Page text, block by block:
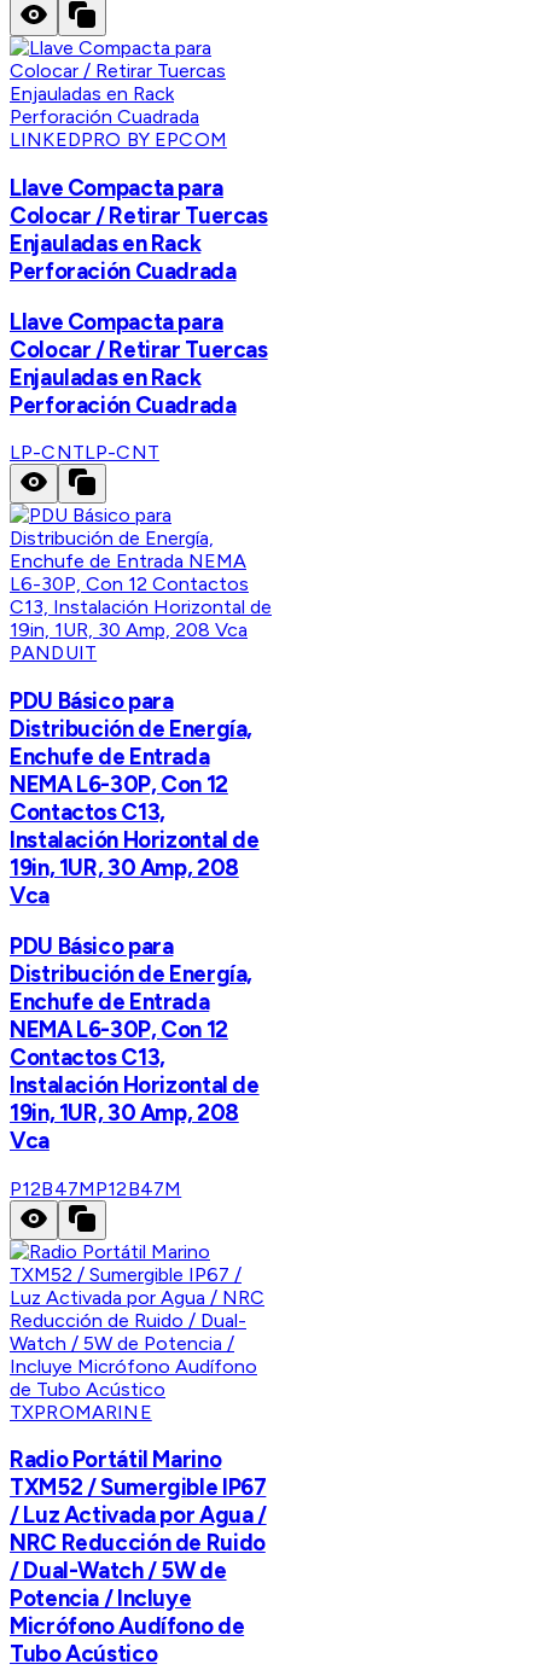
LINKEDPRO BY EPCOM
Llave Compacta para
Colocar / Retirar Tuercas
Enjauladas en Rack
Perforación Cuadrada
Llave Compacta para
Colocar / Retirar Tuercas
Enjauladas en Rack
Perforación Cuadrada
LP-CNTLP-CNT
PANDUIT
PDU Básico para
Distribución de Energía,
Enchufe de Entrada
NEMA L6-30P, Con 12
Contactos C13,
Instalación Horizontal de
19in, 1UR, 30 Amp, 208
Vca
PDU Básico para
Distribución de Energía,
Enchufe de Entrada
NEMA L6-30P, Con 12
Contactos C13,
Instalación Horizontal de
19in, 1UR, 30 Amp, 208
Vca
P12B47MP12B47M
TXPROMARINE
Radio Portátil Marino
TXM52 / Sumergible IP67
/ Luz Activada por Agua /
NRC Reducción de Ruido
/ Dual-Watch / 5W de
Potencia / Incluye
Micrófono Audífono de
Tubo Acústico